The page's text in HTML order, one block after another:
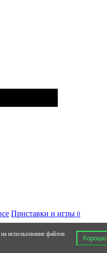
Приставки и игры 0
использование файлов
Хорошо